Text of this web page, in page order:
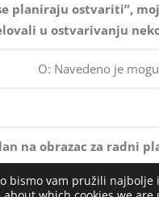
planiraju ostvariti”,
u ostvarivanju
O: Navedeno je
na obrazac za radni
se odnosi na
bismo vam pružili